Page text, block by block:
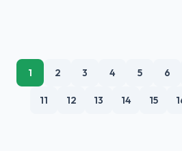
obranjivi dio sloja analize
1 2 3 4 5 6
11 12 13 14 15